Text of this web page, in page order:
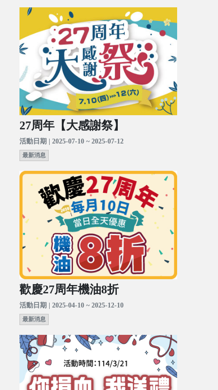
27周年【大感謝祭】
活動日期 | 2025-07-10 ~ 2025-07-12
最新消息
歡慶27周年機油8折
活動日期 | 2025-04-10 ~ 2025-12-10
最新消息